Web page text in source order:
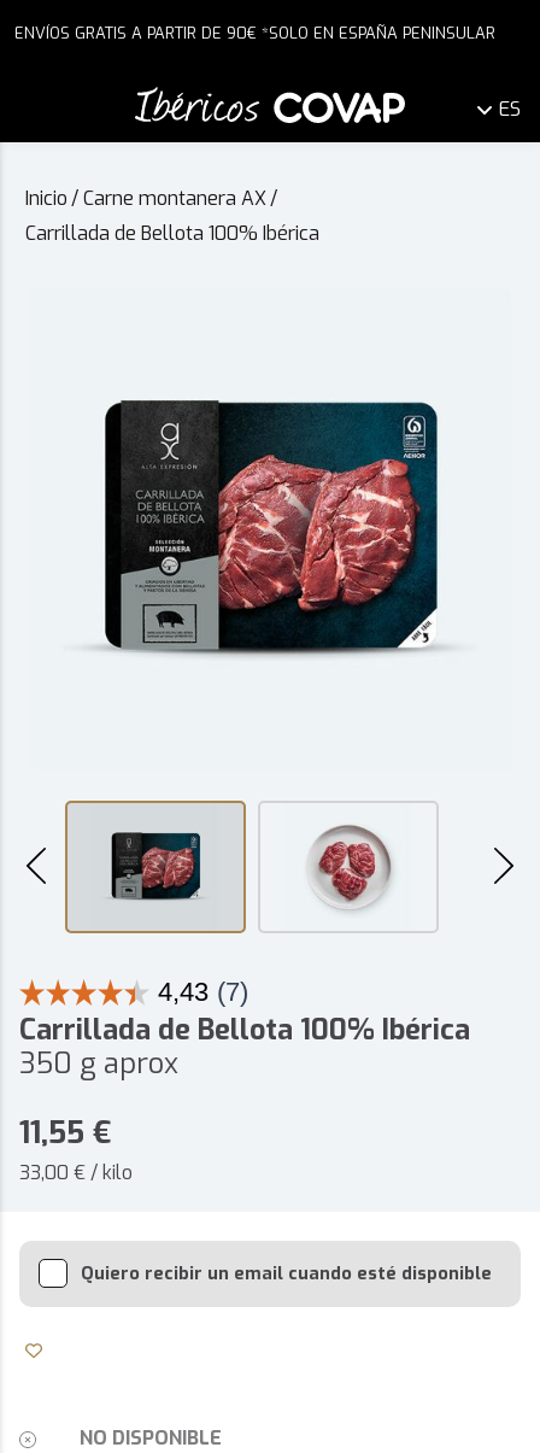
ENVÍOS GRATIS A PARTIR DE 90€ *SOLO EN ESPAÑA PENINSULAR
ES
Inicio /Carne montanera AX/
Carrillada de Bellota 100% Ibérica
Carrillada de Bellota 100% Ibérica
350 g aprox
11,55 €
33,00 € / kilo
Quiero recibir un email cuando esté disponible
NO DISPONIBLE